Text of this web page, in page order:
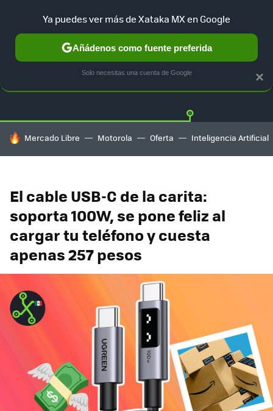
GUÍA DE COMPRAS MERCADO LIBRE
HOY SE HABLA DE
Mercado Libre Motorola Oferta Inteligencia Artificial
El cable USB-C de la carita:
soporta 100W, se pone feliz al
cargar tu teléfono y cuesta
apenas 257 pesos
×
Ya puedes ver más de Xataka MX en Google
Añádenos como fuente preferida
Solo necesitas una cuenta de Google